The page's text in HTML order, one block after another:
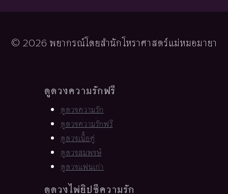
© 2026 พยากรณ์โดยสำนักโหราศาสตร์แม่หมอมายา
ดูดวงความรักฟรี
ดูดวงความรัก
ดูดวงความรักฟรี
ดูดวงเนื้อคู่
ดูดวงสมพงษ์
ดูดวงแฟนเก่า
ดูดวงไพ่ยิปซีความรัก